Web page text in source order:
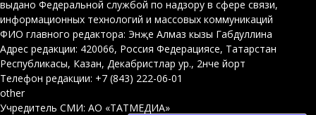
выдано Федеральной службой по надзору в сфере связи,
информационных технологий и массовых коммуникаций
ФИО главного редактора: Энҗе Алмаз кызы Габдуллина
Адрес редакции: 420066, Россия Федерациясе, Татарстан
Республикасы, Казан, Декабристлар ур., 2нче йорт
Телефон редакции: +7 (843) 222-06-01
other
Учредитель СМИ: АО «ТАТМЕДИА»